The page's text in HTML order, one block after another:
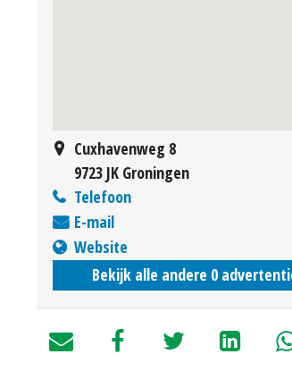
Cuxhavenweg 8
9723 JK Groningen
Telefoon
E-mail
Website
Bekijk alle andere 0